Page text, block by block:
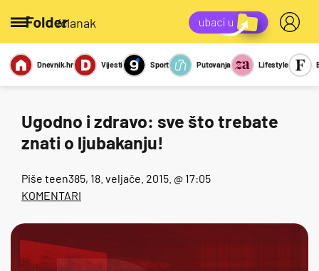
/članak
Miks Kviz
Report
Dnevnik.hr Vijesti Sport Putovanja Lifestyle
Ugodno i zdravo: sve što trebate
znati o ljubakanju!
Piše teen385, 18. veljače. 2015. @ 17:05
KOMENTARI